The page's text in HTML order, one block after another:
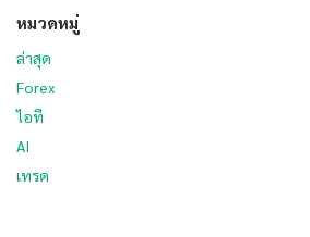
หมวดหมู่
ล่าสุด
Forex
ไอที
AI
เทรด